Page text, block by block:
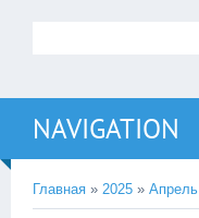
NAVIGATION
Главная » 2025 » Апрель